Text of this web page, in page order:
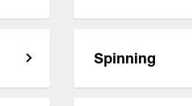
Spinning